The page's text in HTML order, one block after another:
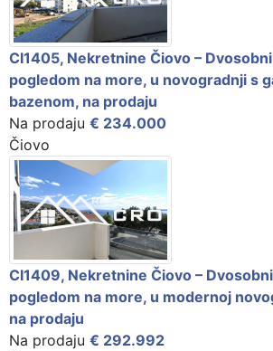
CI1405, Nekretnine Čiovo –
pogledom na more, u novogradnji s
bazenom, na prodaju
Na prodaju € 234.000
Čiovo
CI1409, Nekretnine Čiovo –
pogledom na more, u modernoj
na prodaju
Na prodaju € 292.992